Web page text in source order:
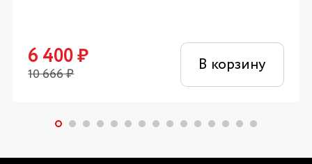
6 400₽
10 666₽ В корзину